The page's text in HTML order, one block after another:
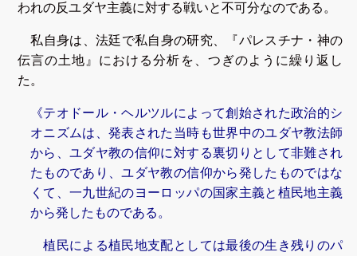
われの反ユダヤ主義に対する戦いと不可分なのである。
私自身は、法廷で私自身の研究、『パレスチナ・神の
伝言の土地』における分析を、つぎのように繰り返し
た。
《テオドール・ヘルツルによって創始された政治的シ
オニズムは、発表された当時も世界中のユダヤ教法師
から、ユダヤ教の信仰に対する裏切りとして非難され
たものであり、ユダヤ教の信仰から発したものではな
くて、一九世紀のヨーロッパの国家主義と植民地主義
から発したものである。
植民による植民地支配としては最後の生き残りのパ